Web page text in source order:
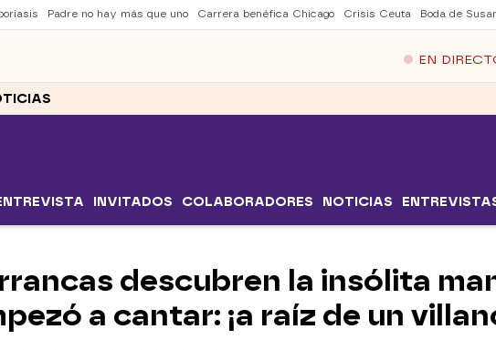
Padre no hay más que uno Carrera benéfica Chicago Crisis Ceuta Boda de
EN
INVITADOS COLABORADORES NOTICIAS
descubren la insólita
a cantar: ¡a raíz de un